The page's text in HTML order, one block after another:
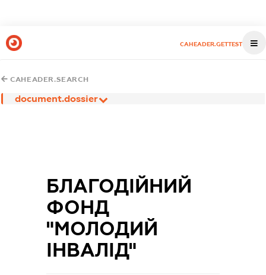
CAHEADER.GETTEST
CAHEADER.SEARCH
document.dossier
БЛАГОДІЙНИЙ
ФОНД
"МОЛОДИЙ
ІНВАЛІД"